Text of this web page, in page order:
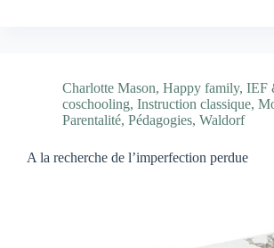
Charlotte Mason, Happy family, IEF
coschooling, Instruction classique,
Parentalité, Pédagogies, Waldorf
A la recherche de l’imperfection perdue